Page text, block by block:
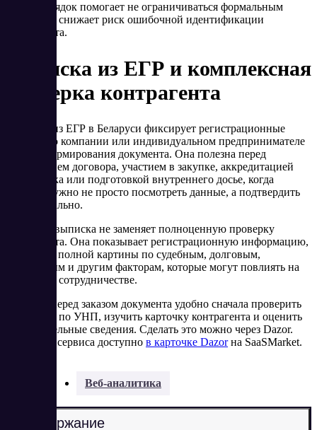
Такой порядок помогает не ограничиваться формальным
поиском и снижает риск ошибочной идентификации
контрагента.
Выписка из ЕГР и комплексная
проверка контрагента
Выписка из ЕГР в Беларуси фиксирует регистрационные
сведения о компании или индивидуальном предпринимателе
на дату формирования документа. Она полезна перед
заключением договора, участием в закупке, аккредитацией
поставщика или подготовкой внутреннего досье, когда
бизнесу нужно не просто посмотреть данные, а подтвердить
их официально.
При этом выписка не заменяет полноценную проверку
контрагента. Она показывает регистрационную информацию,
но не даёт полной картины по судебным, долговым,
закупочным и другим факторам, которые могут повлиять на
решение о сотрудничестве.
Поэтому перед заказом документа удобно сначала проверить
компанию по УНП, изучить карточку контрагента и оценить
дополнительные сведения. Сделать это можно через Dazor.
Описание сервиса доступно в карточке Dazorна SaaSMarket.
Веб-аналитика
Содержание